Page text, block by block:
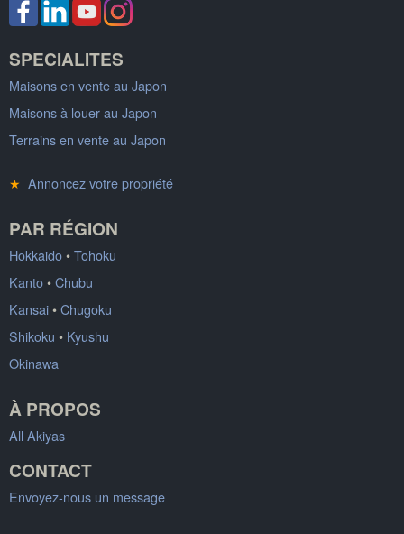
SPECIALITES
Maisons en vente au Japon
Maisons à louer au Japon
Terrains en vente au Japon
★ Annoncez votre propriété
PAR RÉGION
Hokkaido•Tohoku
Kanto•Chubu
Kansai•Chugoku
Shikoku • Kyushu
Okinawa
À PROPOS
All Akiyas
CONTACT
Envoyez-nous un message